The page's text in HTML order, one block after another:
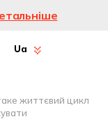
Ua
життєвий цикл